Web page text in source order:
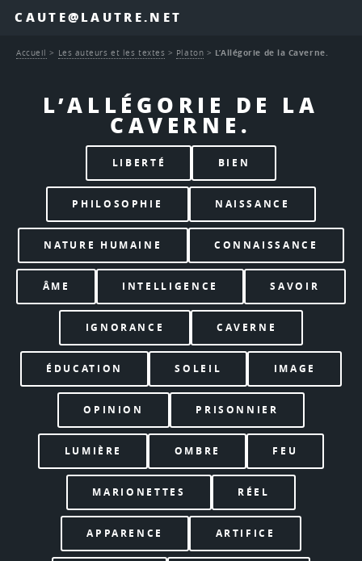
CAUTE@LAUTRE.NET
L’ALLÉGORIE DE LA
CAVERNE.
LIBERTÉ BIEN
PHILOSOPHIE NAISSANCE
NATURE HUMAINE CONNAISSANCE
ÂME INTELLIGENCE SAVOIR
IGNORANCE CAVERNE
ÉDUCATION SOLEIL IMAGE
OPINION PRISONNIER
LUMIÈRE OMBRE FEU
MARIONETTES RÉEL
APPARENCE ARTIFICE
Accueil > Les auteurs et les textes > Platon > L’Allégorie de la Caverne.